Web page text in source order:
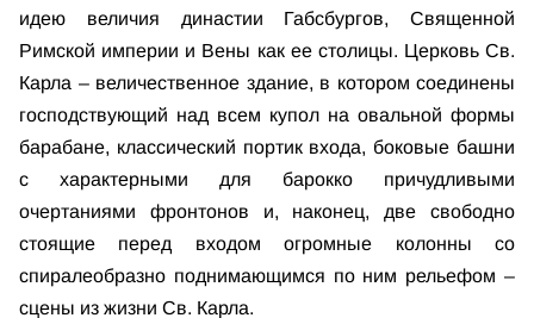
идею величия династии Габсбургов, Священной
Римской империи и Вены как ее столицы. Церковь Св.
Карла – величественное здание, в котором соединены
господствующий над всем купол на овальной формы
барабане, классический портик входа, боковые башни
с характерными для барокко причудливыми
очертаниями фронтонов и, наконец, две свободно
стоящие перед входом огромные колонны со
спиралеобразно поднимающимся по ним рельефом –
сцены из жизни Св. Карла.